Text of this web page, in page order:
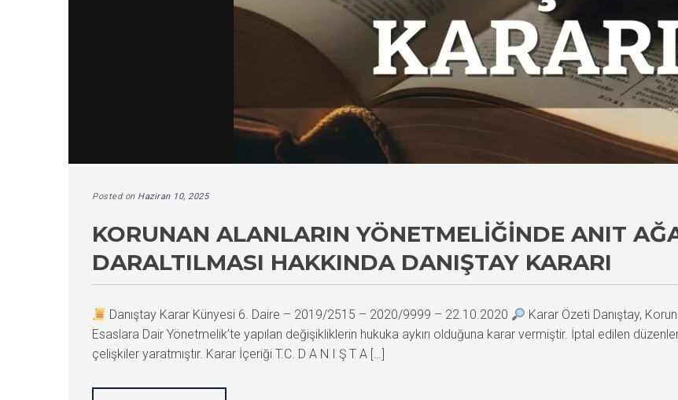
Posted on Haziran 10, 2025
KORUNAN ALANLARIN YÖNETMELIĞINDE ANIT
DARALTILMASI HAKKINDA DANIŞTAY KARARI
Danıştay Karar Künyesi 6. Daire – 2019/2515 – 2020/9999 – 22.10.2020
Karar Özeti Danıştay,
Esaslara Dair Yönetmelik’te yapılan değişikliklerin hukuka aykırı olduğuna karar vermiştir. İptal edilen
çelişkiler yaratmıştır. Karar İçeriği T.C. D A N I Ş T A […]